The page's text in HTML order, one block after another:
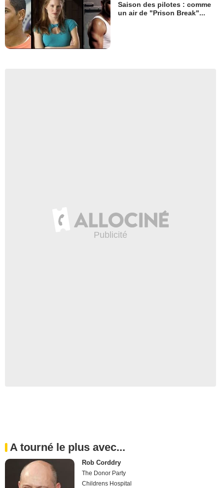
Saison des pilotes : comme
un air de "Prison Break"...
A tourné le plus avec...
Rob Corddry
The Donor Party
Childrens Hospital